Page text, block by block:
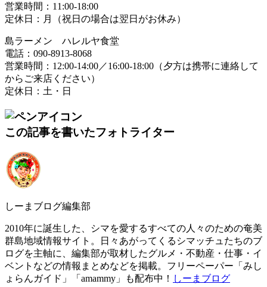
営業時間：11:00-18:00
定休日：月（祝日の場合は翌日がお休み）
島ラーメン ハレルヤ食堂
電話：090-8913-8068
営業時間：12:00-14:00／16:00-18:00（夕方は携帯に連絡して
からご来店ください）
定休日：土・日
この記事を書いたフォトライター
しーまブログ編集部
2010年に誕生した、シマを愛するすべての人々のための奄美
群島地域情報サイト。日々あがってくるシマッチュたちのブ
ログを主軸に、編集部が取材したグルメ・不動産・仕事・イ
ベントなどの情報まとめなどを掲載。フリーペーパー「みし
ょらんガイド」「amammy」も配布中！ しーまブログ